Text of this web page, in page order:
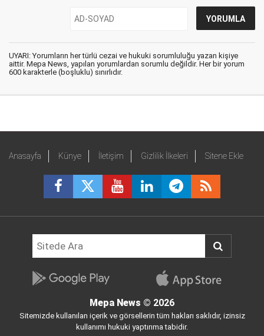
UYARI: Yorumların her türlü cezai ve hukuki sorumluluğu yazan kişiye
aittir. Mepa News, yapılan yorumlardan sorumlu değildir. Her bir yorum
600 karakterle (boşluklu) sınırlıdır.
Anasayfa Künye İletişim Gizlilik İlkeleri Sitene Ekle
Mepa News © 2026
Sitemizde kullanılan içerik ve görsellerin tüm hakları saklıdır, izinsiz
kullanımı hukuki yaptırıma tabidir.